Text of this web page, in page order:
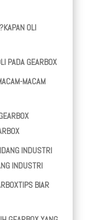
KAPAN OLI
PADA GEARBOX
MACAM
INDUSTRI
TIPS BIAR